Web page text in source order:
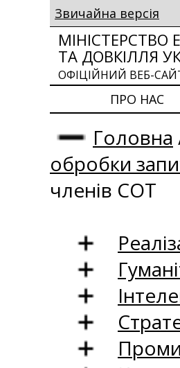
Звичайна версія
МІНІСТЕРСТВО
ТА ДОВКІЛЛЯ
ОФІЦІЙНИЙ ВЕБ-
ПРО НАС
Головна
обробки
членів СОТ